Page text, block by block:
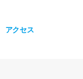
アクセス